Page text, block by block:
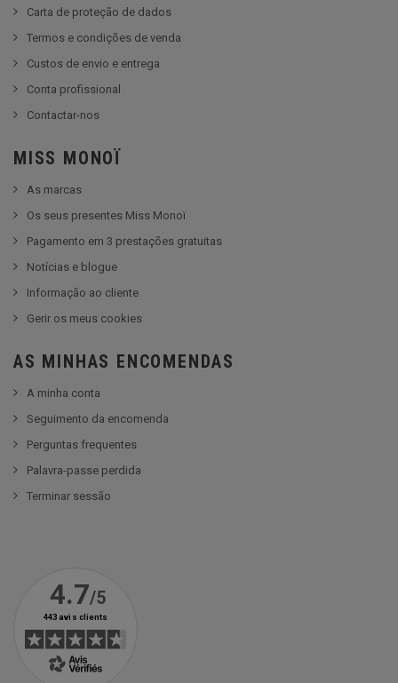
Carta de proteção de dados
Termos e condições de venda
Custos de envio e entrega
Conta profissional
Contactar-nos
MISS MONOÏ
As marcas
Os seus presentes Miss Monoï
Pagamento em 3 prestações gratuitas
Notícias e blogue
Informação ao cliente
Gerir os meus cookies
AS MINHAS ENCOMENDAS
A minha conta
Seguimento da encomenda
Perguntas frequentes
Palavra-passe perdida
Terminar sessão